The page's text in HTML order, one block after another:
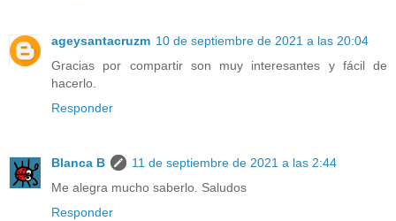
ageysantacruzm 10 de septiembre de 2021 a las 20:04
Gracias por compartir son muy interesantes y fácil de
hacerlo.
Responder
Blanca B
11 de septiembre de 2021 a las 2:44
Me alegra mucho saberlo. Saludos
Responder